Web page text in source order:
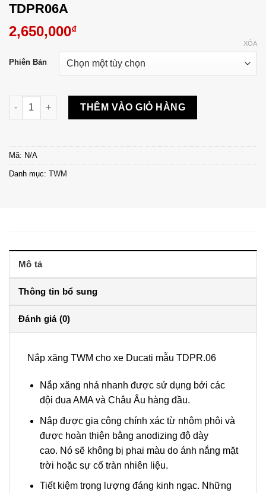
TDPR06A
2,650,000₫
Phiên Bản
XÓA
Nắp xăng TWM Ducati Diavel 2010-18 - TDPR06A số lượng
THÊM VÀO GIỎ HÀNG
Mã: N/A
Danh mục: TWM
Mô tả
Thông tin bổ sung
Đánh giá (0)
Nắp xăng TWM cho xe Ducati mẫu TDPR.06
Nắp xăng nhả nhanh được sử dụng bởi các
đội đua AMA và Châu Âu hàng đầu.
Nắp được gia công chính xác từ nhôm phôi và
được hoàn thiện bằng anodizing độ dày
cao. Nó sẽ không bị phai màu do ánh nắng mặt
trời hoặc sự cố tràn nhiên liệu.
Tiết kiệm trọng lượng đáng kinh ngạc. Những